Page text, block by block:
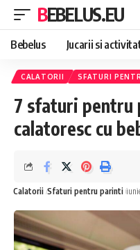
BEBELUS.EU
Bebelus Jucarii si
CALATORII SFATURI
7 sfaturi pentru
calatoresc cu
Calatorii Sfaturi pentru parinti